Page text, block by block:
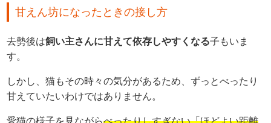
甘えん坊になったときの接し方
去勢後は飼い主さんに甘えて依存しやすくなる子もいま
す。
しかし、猫もその時々の気分があるため、ずっとべったり
甘えていたいわけではありません。
愛猫の様子を見ながらべったりしすぎない「ほどよい距離